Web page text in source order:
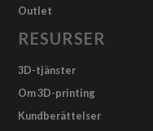
Outlet
RESURSER
3D-tjänster
Om 3D-printing
Kundberättelser